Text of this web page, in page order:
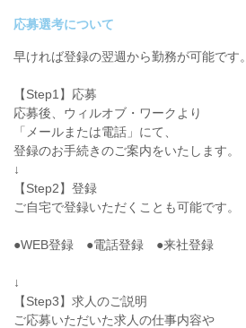
応募選考について
早ければ登録の翌週から勤務が可能です。
【Step1】応募
応募後、ウィルオブ・ワークより
「メールまたは電話」にて、
登録のお手続きのご案内をいたします。
↓
【Step2】登録
ご自宅で登録いただくことも可能です。
●WEB登録 ●電話登録 ●来社登録
↓
【Step3】求人のご説明
ご応募いただいた求人の仕事内容や